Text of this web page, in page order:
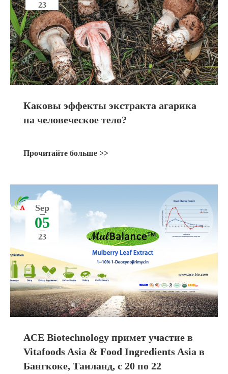
23
Каковы эффекты экстракта агарика
на человеческое тело?
Прочитайте больше >>
Sep
05
23
ACE Biotechnology примет участие в
Vitafoods Asia & Food Ingredients Asia в
Бангкоке, Таиланд, с 20 по 22